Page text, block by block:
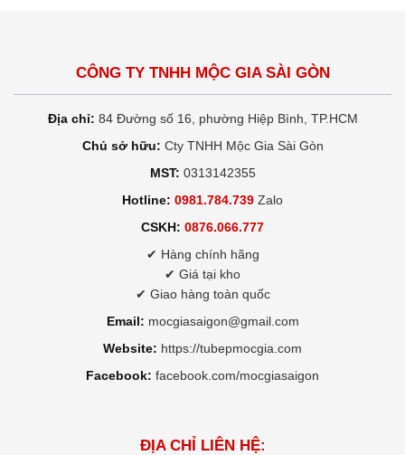
CÔNG TY TNHH MỘC GIA SÀI GÒN
Địa chỉ: 84 Đường số 16, phường Hiệp Bình, TP.HCM
Chủ sở hữu: Cty TNHH Mộc Gia Sài Gòn
MST: 0313142355
Hotline: 0981.784.739 Zalo
CSKH: 0876.066.777
✔ Hàng chính hãng
✔ Giá tại kho
✔ Giao hàng toàn quốc
Email: mocgiasaigon@gmail.com
Website: https://tubepmocgia.com
Facebook: facebook.com/mocgiasaigon
ĐỊA CHỈ LIÊN HỆ: